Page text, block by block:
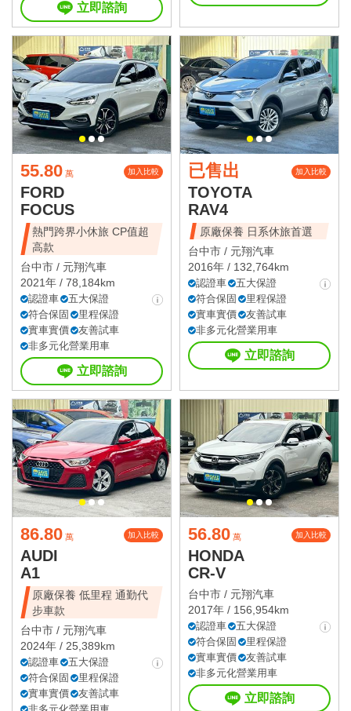
立即諮詢
55.80 萬 加入比較
FORD
FOCUS
熱門跨界小休旅 CP值超
高款
台中市 / 元翔汽車
2021年 / 78,184km
認證車
五大保證
符合保固
里程保證
實車實價
友善試車
非多元化營業用車
立即諮詢
已售出 加入比較
TOYOTA
RAV4
原廠保養 日系休旅首選
台中市 / 元翔汽車
2016年 / 132,764km
認證車
五大保證
符合保固
里程保證
實車實價
友善試車
非多元化營業用車
立即諮詢
86.80 萬 加入比較
AUDI
A1
原廠保養 低里程 通勤代
步車款
台中市 / 元翔汽車
2024年 / 25,389km
認證車
五大保證
符合保固
里程保證
實車實價
友善試車
56.80 萬 加入比較
HONDA
CR-V
台中市 / 元翔汽車
2017年 / 156,954km
認證車
五大保證
符合保固
里程保證
實車實價
友善試車
非多元化營業用車
立即諮詢